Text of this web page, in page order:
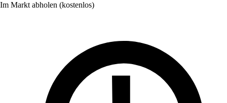
Im Markt abholen (kostenlos)